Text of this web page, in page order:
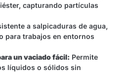
capturando partículas
a salpicaduras de agua,
para trabajos en entornos
un vaciado fácil: Permite
líquidos o sólidos sin